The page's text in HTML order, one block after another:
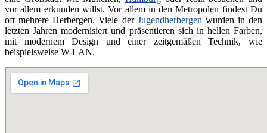
vor allem erkunden willst. Vor allem in den Metropolen findest Du
oft mehrere Herbergen. Viele der Jugendherbergenwurden in den
letzten Jahren modernisiert und präsentieren sich in hellen Farben,
mit modernem Design und einer zeitgemäßen Technik, wie
beispielsweise W-LAN.